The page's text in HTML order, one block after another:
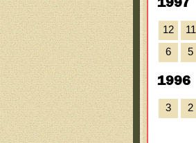
12 11
6
5
1996
3 2